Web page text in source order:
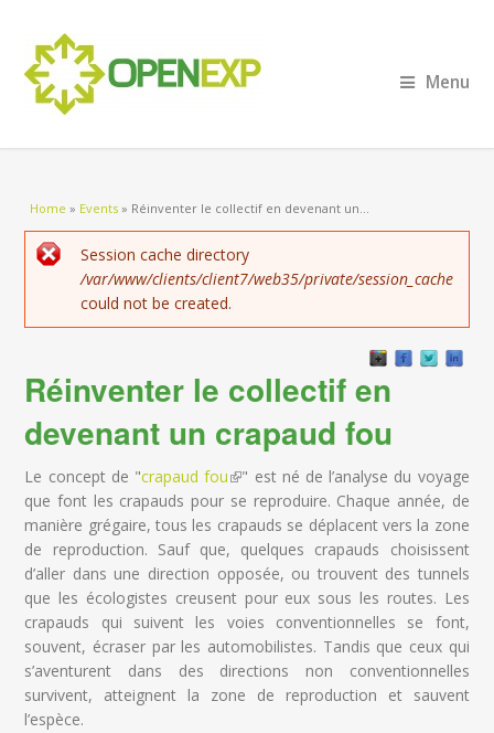
Menu
You are here
Home » Events » Réinventer le collectif en devenant un...
Error message
Session cache directory
/var/www/clients/client7/web35/private/session_cache
could not be created.
Réinventer le collectif en
devenant un crapaud fou
Le concept de "crapaud fou(link is external)
" est né de l’analyse du voyage
que font les crapauds pour se reproduire. Chaque année, de
manière grégaire, tous les crapauds se déplacent vers la zone
de reproduction. Sauf que, quelques crapauds choisissent
d’aller dans une direction opposée, ou trouvent des tunnels
que les écologistes creusent pour eux sous les routes. Les
crapauds qui suivent les voies conventionnelles se font,
souvent, écraser par les automobilistes. Tandis que ceux qui
s’aventurent dans des directions non conventionnelles
survivent, atteignent la zone de reproduction et sauvent
l’espèce.